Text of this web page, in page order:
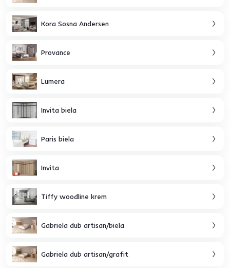
Kora Sosna Andersen
Provance
Lumera
Invita biela
Paris biela
Invita
Tiffy woodline krem
Gabriela dub artisan/biela
Gabriela dub artisan/grafit